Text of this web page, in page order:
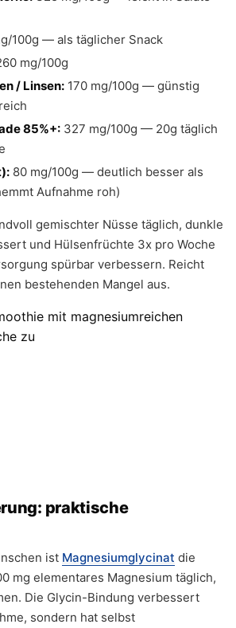
100g — als täglicher Snack
mg/100g
/ Linsen: 170 mg/100g — günstig
85%+: 327 mg/100g — 20g täglich
80 mg/100g — deutlich besser als
Aufnahme roh)
gemischter Nüsse täglich, dunkle
und Hülsenfrüchte 3x pro Woche
spürbar verbessern. Reicht
bestehenden Mangel aus.
praktische
ist Magnesiumglycinat die
mg elementares Magnesium täglich,
Die Glycin-Bindung verbessert
sondern hat selbst